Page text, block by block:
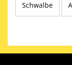
Schwalbe